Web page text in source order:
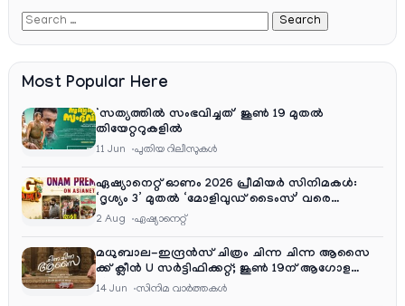
Most Popular Here
‘സത്യത്തിൽ സംഭവിച്ചത്’ ജൂൺ 19 മുതൽ
തിയേറ്ററുകളിൽ
11 Jun പുതിയ റിലീസുകള്‍
ഏഷ്യാനെറ്റ് ഓണം 2026 പ്രീമിയർ സിനിമകൾ:
‘ദൃശ്യം 3’ മുതൽ ‘മോളിവുഡ് ടൈംസ്’ വരെ
ആഘോഷ വിരുന്ന്
2 Aug ഏഷ്യാനെറ്റ്‌
മധുബാല-ഇന്ദ്രൻസ് ചിത്രം ചിന്ന ചിന്ന ആസൈ
ക്ക് ക്ലീൻ U സർട്ടിഫിക്കറ്റ്; ജൂൺ 19ന് ആഗോള
റിലീസ്
14 Jun സിനിമ വാര്‍ത്തകള്‍